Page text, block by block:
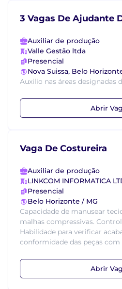
3 Vagas De Ajudante
Auxiliar de produção
Valle Gestão ltda
Presencial
Nova Suissa, Belo
Auxilio nas áreas designadas
Abrir
Vaga De Costureira
Auxiliar de produção
LINKCOM INFORMATICA
Presencial
Belo Horizonte / MG
Capacidade de manusear
malhas compressivas.
Habilidade para verificar
conformidade das peças com
Abrir